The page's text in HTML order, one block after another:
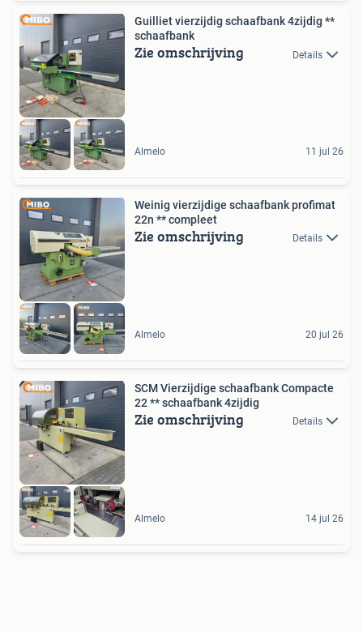
Guilliet vierzijdig schaafbank 4zijdig **
schaafbank
Zie omschrijving Details
Almelo 11 jul 26
Weinig vierzijdige schaafbank profimat
22n ** compleet
Zie omschrijving Details
Almelo 20 jul 26
SCM Vierzijdige schaafbank Compacte
22 ** schaafbank 4zijdig
Zie omschrijving Details
Almelo 14 jul 26